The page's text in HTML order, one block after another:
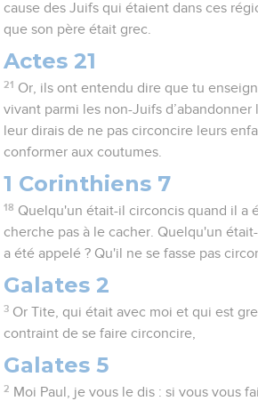
cause des Juifs qui étaient dans ces
que son père était grec.
Actes 21
21 Or, ils ont entendu dire que tu
vivant parmi les non-Juifs d’abandonner
leur dirais de ne pas circoncire leurs
conformer aux coutumes.
1 Corinthiens 7
18 Quelqu'un était-il circoncis quand il a
cherche pas à le cacher. Quelqu'un
a été appelé ? Qu'il ne se fasse pas
Galates 2
3 Or Tite, qui était avec moi et qui est
contraint de se faire circoncire,
Galates 5
2 Moi Paul, je vous le dis : si vous vous